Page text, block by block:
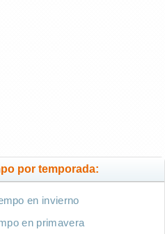
por temporada:
en invierno
en primavera